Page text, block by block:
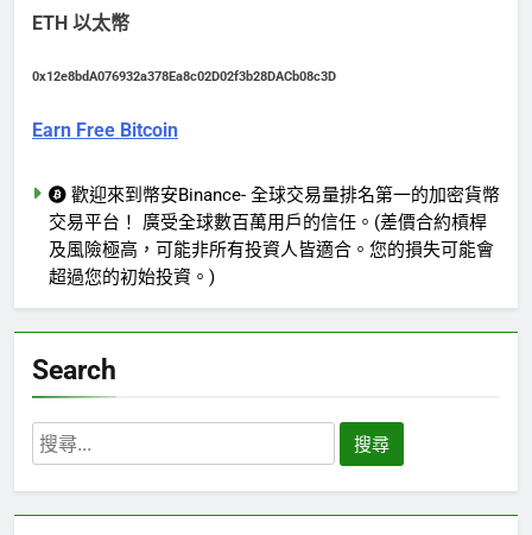
ETH 以太幣
0x12e8bdA076932a378Ea8c02D02f3b28DACb08c3D
Earn Free Bitcoin
歡迎來到幣安Binance- 全球交易量排名第一的加密貨幣
交易平台！ 廣受全球數百萬用戶的信任。(差價合約槓桿
及風險極高，可能非所有投資人皆適合。您的損失可能會
超過您的初始投資。)
Search
搜
尋